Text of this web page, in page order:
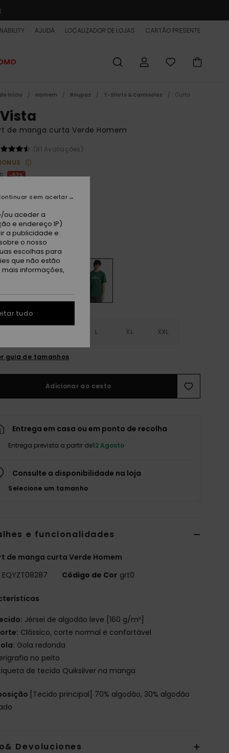
AJUDA LOCALIZADOR DE LOJAS CARTÃO PRESENTE
início Homem Roupas T-Shirts & Camisolas Curta
de manga curta Verde Homem
(81 Avaliações)
63%
PROMO 25% EXTRA
L XL XXL
guia de tamanhos
Adicionar ao cesto
Entrega em casa ou em ponto de recolha
Entrega prevista a partir de12 Agosto
Consulte a disponibilidade na loja
Selecione um tamanho
e funcionalidades
de manga curta Verde Homem
EQYZT08287 Código de Cor grt0
Jérsei de algodão leve [160 g/m²]
Clássico, corte normal e confortável
Gola redonda
no peito
de tecido Quiksilver na manga
[Tecido principal] 70% algodão, 30% algodão
Devoluciones
ou aceder a
e endereço IP)
a publicidade e
o nosso
escolhas para
que não estão
informações,
sem aceitar
tudo